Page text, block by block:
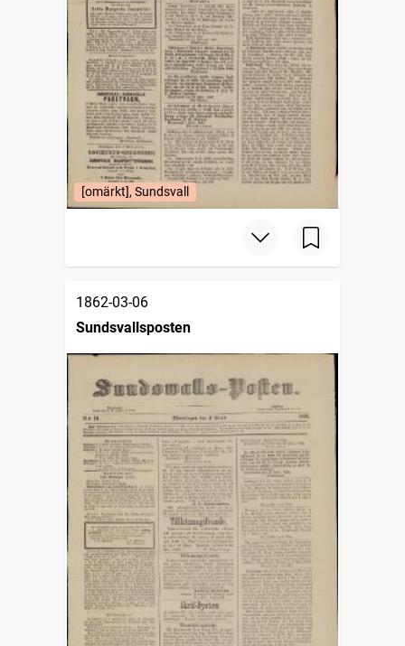
[omärkt], Sundsvall
1862-03-06
Sundsvallsposten